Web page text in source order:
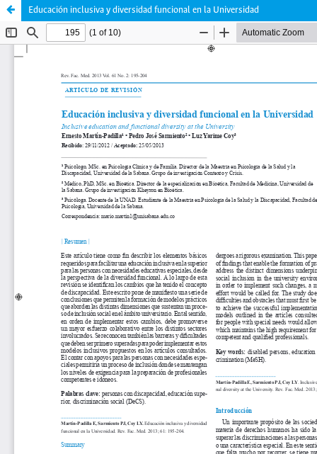
Educación inclusiva y diversidad funcional en la Universidad